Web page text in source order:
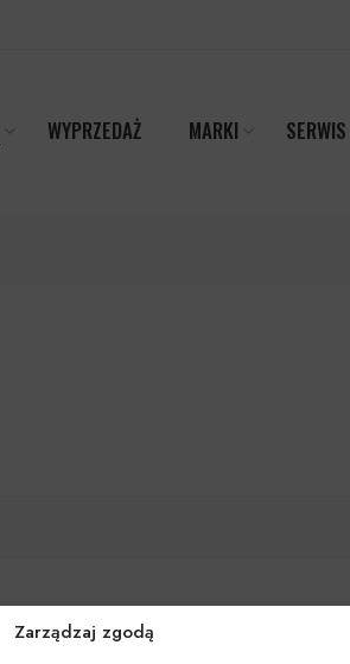
Zarządzaj zgodą
WYPRZEDAŻ MARKI SERWIS